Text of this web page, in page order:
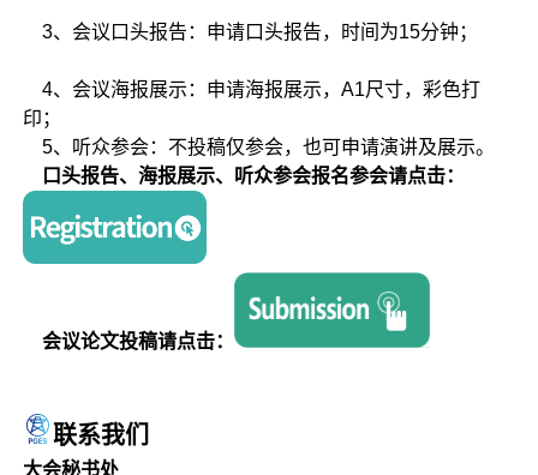
3、会议口头报告：申请口头报告，时间为15分钟；
4、会议海报展示：申请海报展示，A1尺寸，彩色打
印；
5、听众参会：不投稿仅参会，也可申请演讲及展示。
口头报告、海报展示、听众参会报名参会请点击：
会议论文投稿请点击：
联系我们
大会秘书处